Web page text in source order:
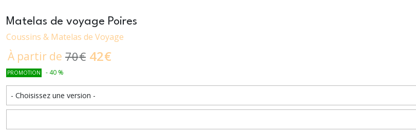
Matelas de voyage Poires
Coussins & Matelas de Voyage
À partir de 70€ 42€
PROMOTION - 40 %